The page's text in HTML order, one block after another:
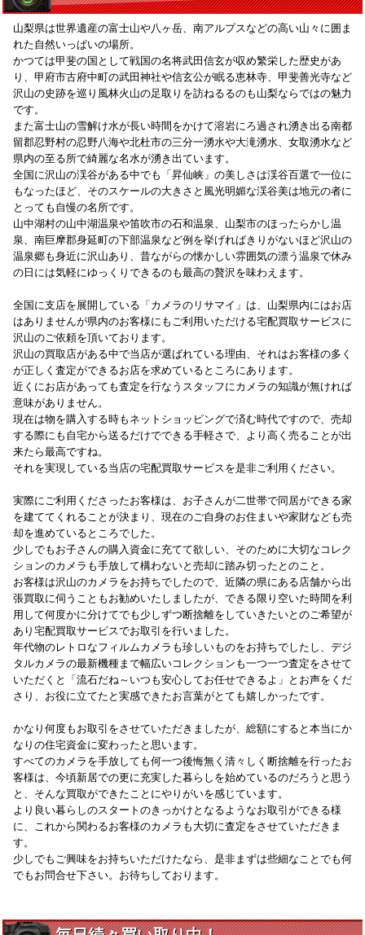
山梨県は世界遺産の富士山や八ヶ岳、南アルプスなどの高い山々に囲ま
れた自然いっぱいの場所。
かつては甲斐の国として戦国の名将武田信玄が収め繁栄した歴史があ
り、甲府市古府中町の武田神社や信玄公が眠る恵林寺、甲斐善光寺など
沢山の史跡を巡り風林火山の足取りを訪ねるるのも山梨ならではの魅力
です。
また富士山の雪解け水が長い時間をかけて溶岩にろ過され湧き出る南都
留郡忍野村の忍野八海や北杜市の三分一湧水や大滝湧水、女取湧水など
県内の至る所で綺麗な名水が湧き出ています。
全国に沢山の渓谷がある中でも「昇仙峡」の美しさは渓谷百選で一位に
もなったほど、そのスケールの大きさと風光明媚な渓谷美は地元の者に
とっても自慢の名所です。
山中湖村の山中湖温泉や笛吹市の石和温泉、山梨市のほったらかし温
泉、南巨摩郡身延町の下部温泉など例を挙げればきりがないほど沢山の
温泉郷も身近に沢山あり、昔ながらの懐かしい雰囲気の漂う温泉で休み
の日には気軽にゆっくりできるのも最高の贅沢を味わえます。
全国に支店を展開している「カメラのリサマイ」は、山梨県内にはお店
はありませんが県内のお客様にもご利用いただける宅配買取サービスに
沢山のご依頼を頂いております。
沢山の買取店がある中で当店が選ばれている理由、それはお客様の多く
が正しく査定ができるお店を求めているところにあります。
近くにお店があっても査定を行なうスタッフにカメラの知識が無ければ
意味がありません。
現在は物を購入する時もネットショッピングで済む時代ですので、売却
する際にも自宅から送るだけでできる手軽さで、より高く売ることが出
来たら最高ですね。
それを実現している当店の宅配買取サービスを是非ご利用ください。
実際にご利用くださったお客様は、お子さんが二世帯で同居ができる家
を建ててくれることが決まり、現在のご自身のお住まいや家財なども売
却を進めているところでした。
少しでもお子さんの購入資金に充てて欲しい、そのために大切なコレク
ションのカメラも手放して構わないと売却に踏み切ったとのこと。
お客様は沢山のカメラをお持ちでしたので、近隣の県にある店舗から出
張買取に伺うこともお勧めいたしましたが、できる限り空いた時間を利
用して何度かに分けてでも少しずつ断捨離をしていきたいとのご希望が
あり宅配買取サービスでお取引を行いました。
年代物のレトロなフィルムカメラも珍しいものをお持ちでしたし、デジ
タルカメラの最新機種まで幅広いコレクションも一つ一つ査定をさせて
いただくと「流石だね～いつも安心してお任せできるよ」とお声をくだ
さり、お役に立てたと実感できたお言葉がとても嬉しかったです。
かなり何度もお取引をさせていただきましたが、総額にすると本当にか
なりの住宅資金に変わったと思います。
すべてのカメラを手放しても何一つ後悔無く清々しく断捨離を行ったお
客様は、今頃新居での更に充実した暮らしを始めているのだろうと思う
と、そんな買取ができたことにやりがいを感じています。
より良い暮らしのスタートのきっかけとなるようなお取引ができる様
に、これから関わるお客様のカメラも大切に査定をさせていただきま
す。
少しでもご興味をお持ちいただけたなら、是非まずは些細なことでも何
でもお問合せ下さい。お待ちしております。